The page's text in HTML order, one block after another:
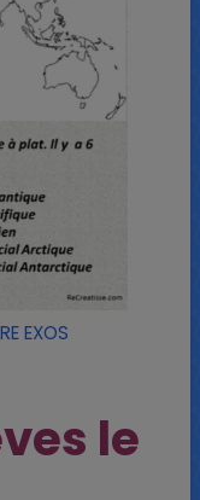
EXOS
le